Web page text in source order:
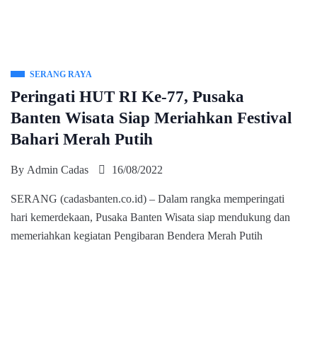
SERANG RAYA
Peringati HUT RI Ke-77, Pusaka
Banten Wisata Siap Meriahkan Festival
Bahari Merah Putih
By Admin Cadas 16/08/2022
SERANG (cadasbanten.co.id) – Dalam rangka memperingati
hari kemerdekaan, Pusaka Banten Wisata siap mendukung dan
memeriahkan kegiatan Pengibaran Bendera Merah Putih